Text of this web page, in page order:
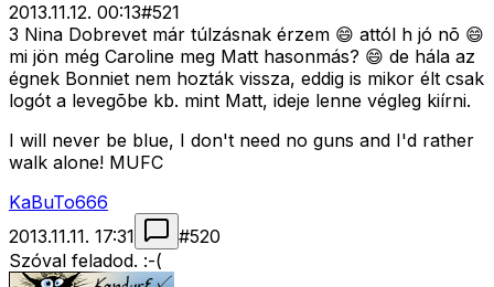
2013.11.12. 00:13#521
3 Nina Dobrevet már túlzásnak érzem 😄 attól h jó nõ 😄
mi jön még Caroline meg Matt hasonmás? 😄 de hála az
égnek Bonniet nem hozták vissza, eddig is mikor élt csak
logót a levegõbe kb. mint Matt, ideje lenne végleg kiírni.
I will never be blue, I don't need no guns and I'd rather
walk alone! MUFC
KaBuTo666
2013.11.11. 17:31
#520
Szóval feladod. :-(